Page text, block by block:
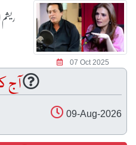
07 Oct 2025
آج
09-Aug-2026